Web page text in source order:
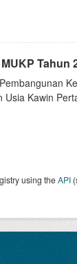
Tahun
Usia Kawin
using theAPI